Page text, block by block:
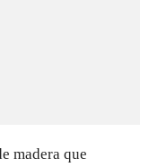
madera que